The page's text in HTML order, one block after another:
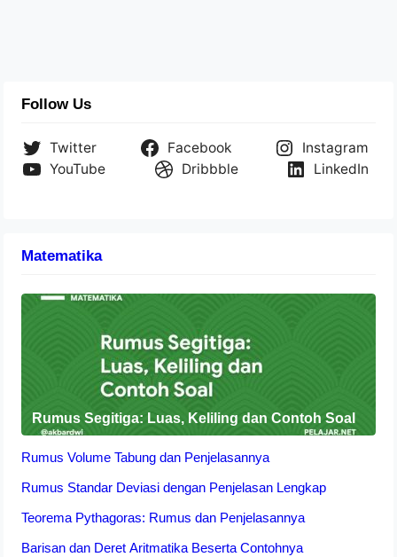
Follow Us
Twitter Facebook
Instagram
YouTube
Dribbble LinkedIn
Matematika
Rumus Segitiga: Luas, Keliling dan Contoh Soal
Rumus Volume Tabung dan Penjelasannya
Rumus Standar Deviasi dengan Penjelasan Lengkap
Teorema Pythagoras: Rumus dan Penjelasannya
Barisan dan Deret Aritmatika Beserta Contohnya